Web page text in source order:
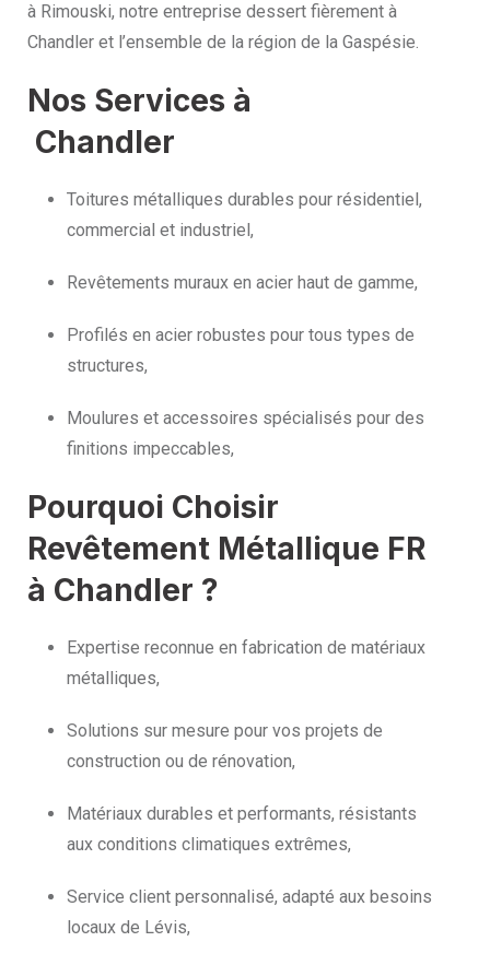
à Rimouski, notre entreprise dessert fièrement à
Chandler et l’ensemble de la région de la Gaspésie.
Nos Services à
Chandler
Toitures métalliques durables pour résidentiel,
commercial et industriel,
Revêtements muraux en acier haut de gamme,
Profilés en acier robustes pour tous types de
structures,
Moulures et accessoires spécialisés pour des
finitions impeccables,
Pourquoi Choisir
Revêtement Métallique FR
à Chandler ?
Expertise reconnue en fabrication de matériaux
métalliques,
Solutions sur mesure pour vos projets de
construction ou de rénovation,
Matériaux durables et performants, résistants
aux conditions climatiques extrêmes,
Service client personnalisé, adapté aux besoins
locaux de Lévis,